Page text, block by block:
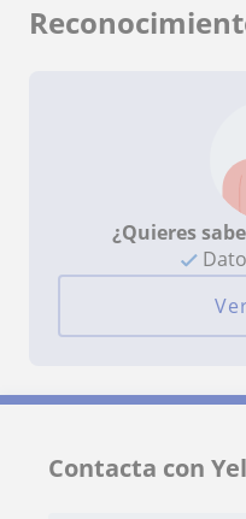
¿Quieres
Contacta con